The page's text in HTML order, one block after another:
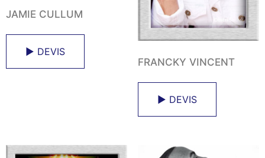
JAMIE CULLUM
► DEVIS
FRANCKY VINCENT
► DEVIS